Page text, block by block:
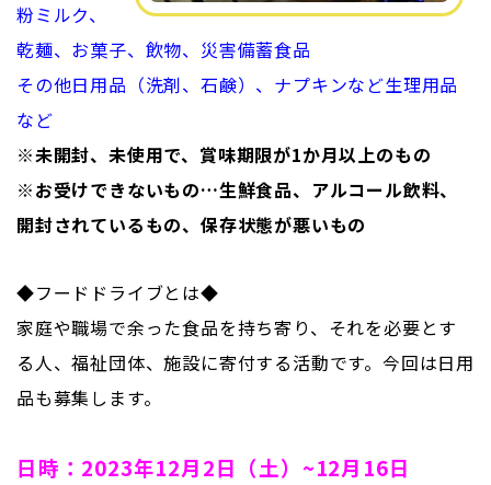
粉ミルク、
乾麺、お菓子、飲物、災害備蓄食品
その他日用品（洗剤、石鹸）、ナプキンなど生理用品
など
※未開封、未使用で、賞味期限が1か月以上のもの
※お受けできないもの…生鮮食品、アルコール飲料、
開封されているもの、保存状態が悪いもの
◆フードドライブとは◆
家庭や職場で余った食品を持ち寄り、それを必要とす
る人、福祉団体、施設に寄付する活動です。今回は日用
品も募集します。
日時：2023年12月2日（土）~12月16日